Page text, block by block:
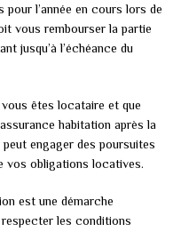
l’année en cours lors de
vous rembourser la partie
jusqu’à l’échéance du
êtes locataire et que
habitation après la
engager des poursuites
vos obligations locatives.
est une démarche
les conditions